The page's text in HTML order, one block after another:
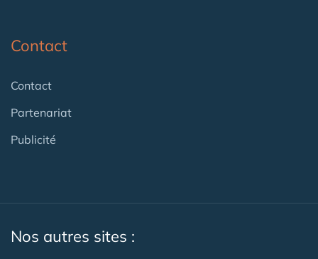
Contact
Contact
Partenariat
Publicité
Nos autres sites :